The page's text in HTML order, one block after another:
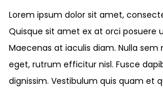
2
0
2
3
Lorem ipsum dolor sit amet,
Quisque sit amet ex at orci posuere
Maecenas at iaculis diam. Nulla sem
eget, rutrum efficitur nisl. Fusce
dignissim. Vestibulum quis quam et